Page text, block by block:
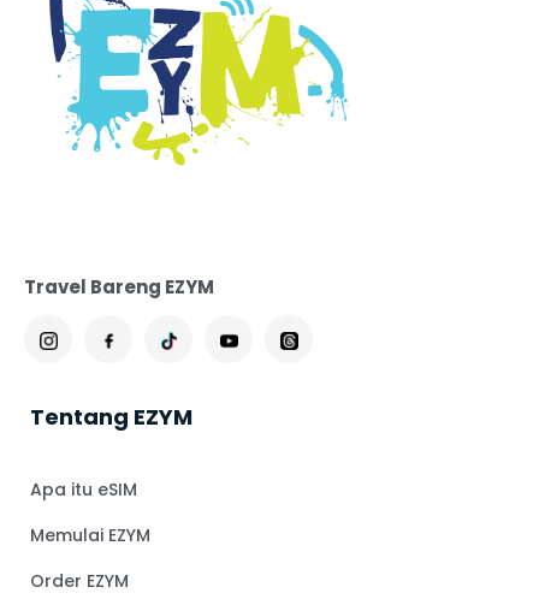
Travel Bareng EZYM
Tentang EZYM
Apa itu eSIM
Memulai EZYM
Order EZYM